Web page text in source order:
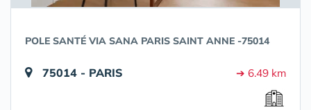
POLE SANTÉ VIA SANA PARIS SAINT ANNE -75014
75014 - PARIS ➔ 6.49 km